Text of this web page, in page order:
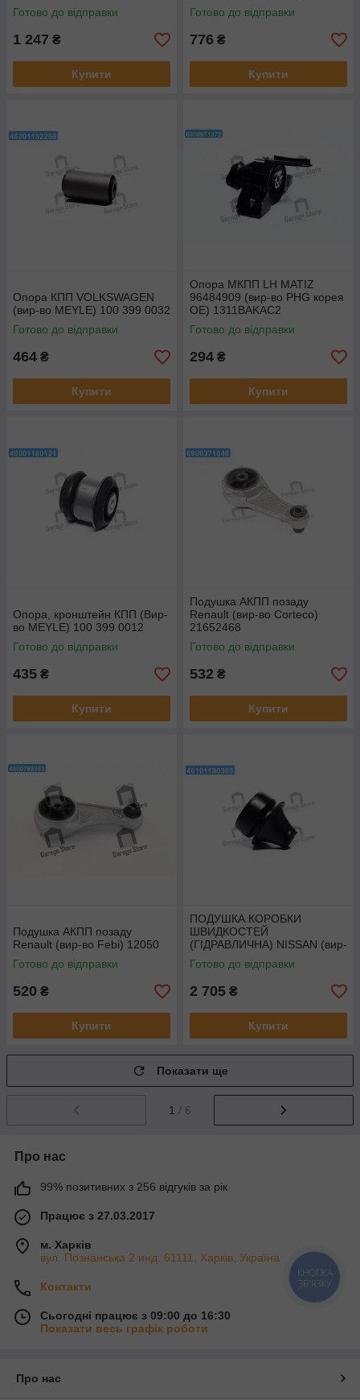
Готово до відправки
1 247 ₴
Купити
Готово до відправки
776 ₴
Купити
Опора КПП VOLKSWAGEN
(вир-во MEYLE) 100 399 0032
Готово до відправки
464 ₴
Купити
Опора МКПП LH MATIZ
96484909 (вир-во PHG корея
ОЕ) 1311BAKAC2
Готово до відправки
294 ₴
Купити
Опора, кронштейн КПП (Вир-
во MEYLE) 100 399 0012
Готово до відправки
435 ₴
Купити
Подушка АКПП позаду
Renault (вир-во Corteco)
21652468
Готово до відправки
532 ₴
Купити
Подушка АКПП позаду
Renault (вир-во Febi) 12050
Готово до відправки
520 ₴
Купити
ПОДУШКА КОРОБКИ
ШВИДКОСТЕЙ
(ГІДРАВЛИЧНА) NISSAN (вир-
во FEBEST) NMB-J10RR
Готово до відправки
2 705 ₴
Купити
Показати ще
1 / 6
Про нас
99% позитивних з 256 відгуків за рік
Працює з 27.03.2017
м. Харків
вул. Познанська 2 инд. 61111, Харків, Україна
Контакти
Сьогодні працює з 09:00 до 16:30
Показати весь графік роботи
Про нас
КНОПКА
ЗВ'ЯЗКУ